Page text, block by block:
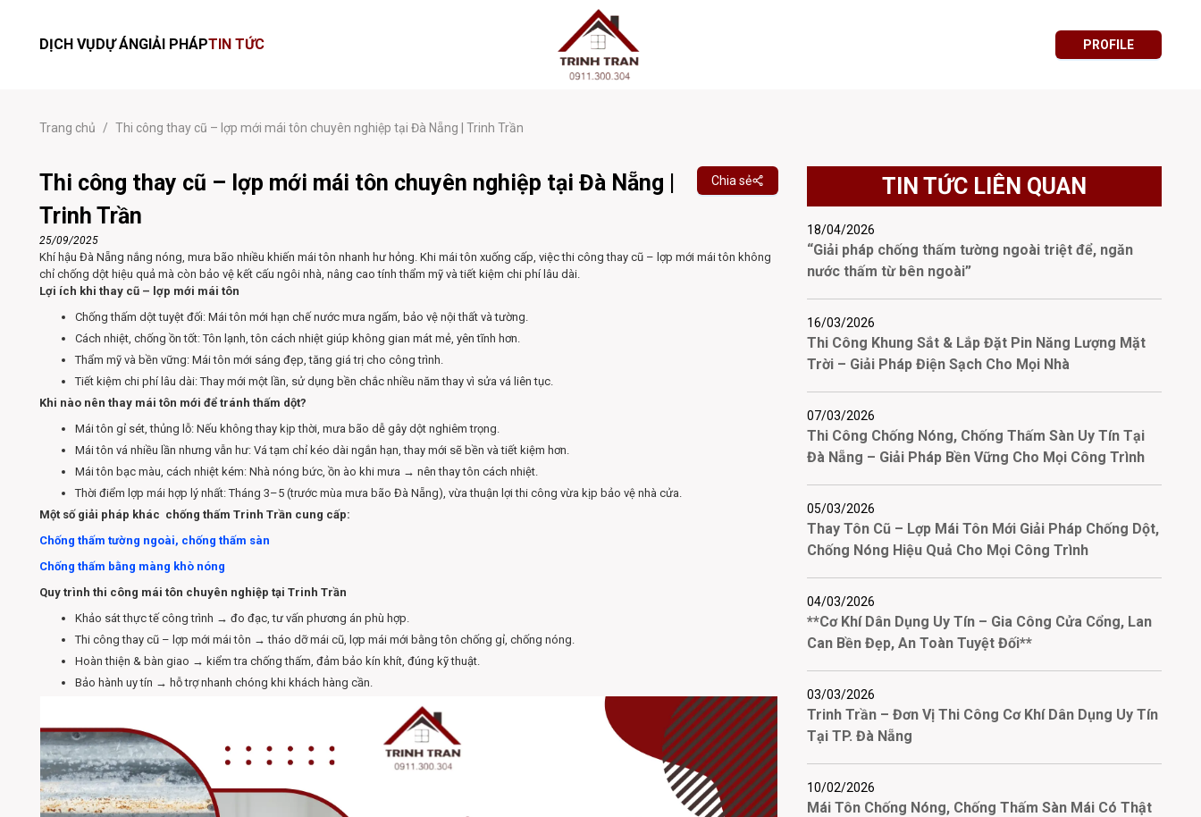
DỊCH VỤDỰ ÁNGIẢI PHÁPTIN TỨC PROFILE
Trang chủ / Thi công thay cũ – lợp mới mái tôn chuyên nghiệp tại Đà Nẵng | Trinh Trần
Thi công thay cũ – lợp mới mái tôn chuyên nghiệp tại Đà Nẵng |
Trinh Trần
Chia sẻ
25/09/2025
Khí hậu Đà Nẵng nắng nóng, mưa bão nhiều khiến mái tôn nhanh hư hỏng. Khi mái tôn xuống cấp, việc thi công thay cũ – lợp mới mái tôn không
chỉ chống dột hiệu quả mà còn bảo vệ kết cấu ngôi nhà, nâng cao tính thẩm mỹ và tiết kiệm chi phí lâu dài.
Lợi ích khi thay cũ – lợp mới mái tôn
Chống thấm dột tuyệt đối: Mái tôn mới hạn chế nước mưa ngấm, bảo vệ nội thất và tường.
Cách nhiệt, chống ồn tốt: Tôn lạnh, tôn cách nhiệt giúp không gian mát mẻ, yên tĩnh hơn.
Thẩm mỹ và bền vững: Mái tôn mới sáng đẹp, tăng giá trị cho công trình.
Tiết kiệm chi phí lâu dài: Thay mới một lần, sử dụng bền chắc nhiều năm thay vì sửa vá liên tục.
Khi nào nên thay mái tôn mới để tránh thấm dột?
Mái tôn gỉ sét, thủng lỗ: Nếu không thay kịp thời, mưa bão dễ gây dột nghiêm trọng.
Mái tôn vá nhiều lần nhưng vẫn hư: Vá tạm chỉ kéo dài ngắn hạn, thay mới sẽ bền và tiết kiệm hơn.
Mái tôn bạc màu, cách nhiệt kém: Nhà nóng bức, ồn ào khi mưa → nên thay tôn cách nhiệt.
Thời điểm lợp mái hợp lý nhất: Tháng 3–5 (trước mùa mưa bão Đà Nẵng), vừa thuận lợi thi công vừa kịp bảo vệ nhà cửa.
Một số giải pháp khác chống thấm Trinh Trần cung cấp:
Chống thấm tường ngoài, chống thấm sàn
Chống thấm bằng màng khò nóng
Quy trình thi công mái tôn chuyên nghiệp tại Trinh Trần
Khảo sát thực tế công trình → đo đạc, tư vấn phương án phù hợp.
Thi công thay cũ – lợp mới mái tôn → tháo dỡ mái cũ, lợp mái mới bằng tôn chống gỉ, chống nóng.
Hoàn thiện & bàn giao → kiểm tra chống thấm, đảm bảo kín khít, đúng kỹ thuật.
Bảo hành uy tín → hỗ trợ nhanh chóng khi khách hàng cần.
TIN TỨC LIÊN QUAN
18/04/2026
“Giải pháp chống thấm tường ngoài triệt để, ngăn
nước thấm từ bên ngoài”
16/03/2026
Thi Công Khung Sắt & Lắp Đặt Pin Năng Lượng Mặt
Trời – Giải Pháp Điện Sạch Cho Mọi Nhà
07/03/2026
Thi Công Chống Nóng, Chống Thấm Sàn Uy Tín Tại
Đà Nẵng – Giải Pháp Bền Vững Cho Mọi Công Trình
05/03/2026
Thay Tôn Cũ – Lợp Mái Tôn Mới Giải Pháp Chống Dột,
Chống Nóng Hiệu Quả Cho Mọi Công Trình
04/03/2026
**Cơ Khí Dân Dụng Uy Tín – Gia Công Cửa Cổng, Lan
Can Bền Đẹp, An Toàn Tuyệt Đối**
03/03/2026
Trinh Trần – Đơn Vị Thi Công Cơ Khí Dân Dụng Uy Tín
Tại TP. Đà Nẵng
10/02/2026
Mái Tôn Chống Nóng, Chống Thấm Sàn Mái Có Thật